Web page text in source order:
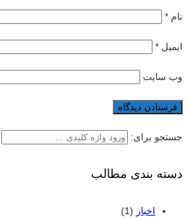
نام *
ایمیل *
وب‌ سایت
جستجو برای:
دسته بندی مطالب
اخبار (1)